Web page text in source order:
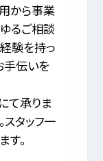
から事業
るご相談
験を持っ
手伝いを
て承りま
タッフ一
す。